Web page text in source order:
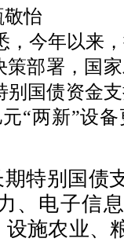
敬怡
，今年以来
策部署，国
别国债资金
“两新”设
特别国债
、电子信
施农业、